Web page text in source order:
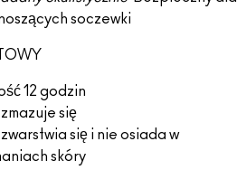
soczewki
12 godzin
się
się i nie osiada w
skóry